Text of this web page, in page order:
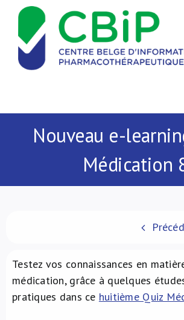
Passer
contenu
Actualités
À propos de nous
Nouveau e-
Médication
Testez vos connaissances en
médication, grâce à quelques
pratiques dans ce huitième Quiz